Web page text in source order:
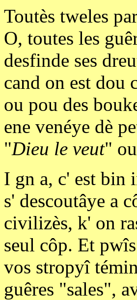
Toutès tweles
O, toutes les
desfinde ses
cand on est dou
ou pou des
ene venéye dè
"Dieu le veut"
I gn a, c' est bin
s' descoutâye a
civilizès, k' on
seul côp. Et
vos stropyî
guêres "sales",